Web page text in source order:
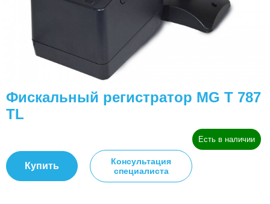
Фискальный регистратор MG T 787
TL
Есть в наличии
Купить
Консультация
специалиста